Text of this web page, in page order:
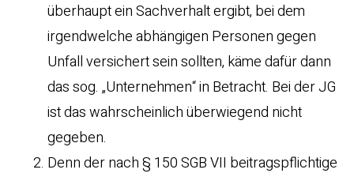
überhaupt ein Sachverhalt ergibt, bei dem
irgendwelche abhängigen Personen gegen
Unfall versichert sein sollten, käme dafür dann
das sog. „Unternehmen“ in Betracht. Bei der JG
ist das wahrscheinlich überwiegend nicht
gegeben.
Denn der nach § 150 SGB VII beitragspflichtige